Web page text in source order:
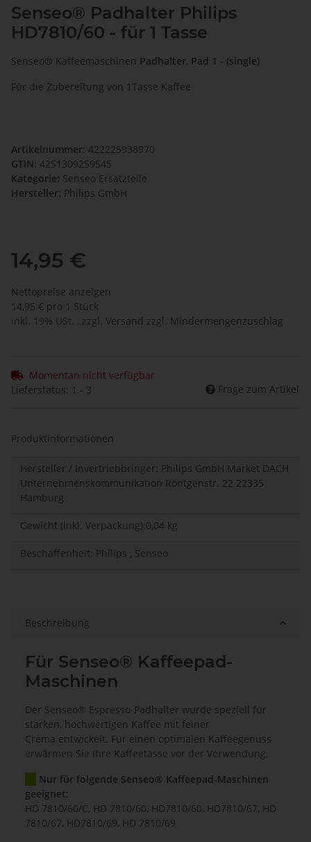
Senseo® Padhalter Philips
HD7810/60 - für 1 Tasse
Senseo® Kaffeemaschinen Padhalter, Pad 1 - (single)
Für die Zubereitung von 1Tasse Kaffee
Artikelnummer: 422225938970
GTIN: 4251309259545
Kategorie: Senseo Ersatzteile
Hersteller: Philips GmbH
14,95 €
Nettopreise anzeigen
14,95 € pro 1 Stück
inkl. 19% USt. , zzgl. Versand zzgl. Mindermengenzuschlag
Momentan nicht verfügbar
Lieferstatus: 1 - 3
Frage zum Artikel
Produktinformationen
Hersteller / Invertriebbringer: Philips GmbH Market DACH
Unternehmenskommunikation Röntgenstr. 22 22335
Hamburg
Gewicht (inkl. Verpackung):0,04 kg
Beschaffenheit: Philips , Senseo
Beschreibung
Für Senseo® Kaffeepad-
Maschinen
Der Senseo® Espresso-Padhalter wurde speziell für
starken, hochwertigen Kaffee mit feiner
Crema entwickelt. Für einen optimalen Kaffeegenuss
erwärmen Sie Ihre Kaffeetasse vor der Verwendung.
Nur für folgende Senseo® Kaffeepad-Maschinen
geeignet:
HD 7810/60/C, HD 7810/60, HD7810/60, HD7810/67, HD
7810/67, HD7810/69, HD 7810/69